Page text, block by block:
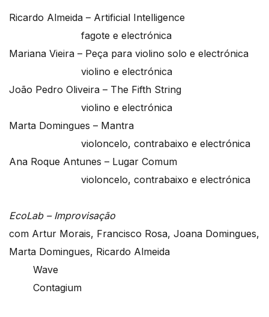
Ricardo Almeida – Artificial Intelligence
fagote e electrónica
Mariana Vieira – Peça para violino solo e electrónica
violino e electrónica
João Pedro Oliveira – The Fifth String
violino e electrónica
Marta Domingues – Mantra
violoncelo, contrabaixo e electrónica
Ana Roque Antunes – Lugar Comum
violoncelo, contrabaixo e electrónica
EcoLab – Improvisação
com Artur Morais, Francisco Rosa, Joana Domingues,
Marta Domingues, Ricardo Almeida
Wave
Contagium